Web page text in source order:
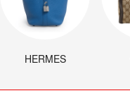
HERMES